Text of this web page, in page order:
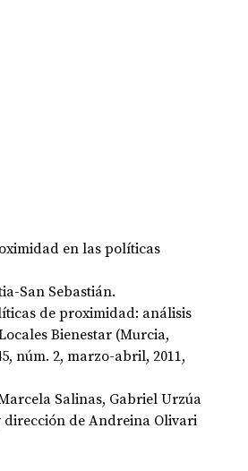
en las políticas
San Sebastián.
de proximidad: análisis
Bienestar (Murcia,
núm. 2, marzo-abril, 2011,
Salinas, Gabriel Urzúa
dirección de Andreina Olivari